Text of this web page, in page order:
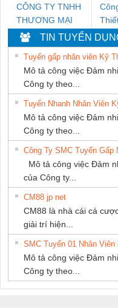
CÔNG TY TNHH
THƯƠNG MẠI
DỊCH VỤ KỸ
THUẬT ĐIỆN CƠ
GIA HƯNG PHÁT
TIN TUYỂN
Tuyển gấp nhân viên Kỹ
Mô tả công việc Đảm
Công ty theo...
Tuyển Nhanh Nhân Viên
Mô tả công việc Đảm
Công ty theo...
Công Ty SMC Tuyển Gấp
Mô tả công việc Đảm
của Công ty...
CM88 jp net
CM88 là nhà cái cá
giải trí hiện...
SMC Tuyển 01 Nhân Viên
Mô tả công việc Đảm
Công ty theo...